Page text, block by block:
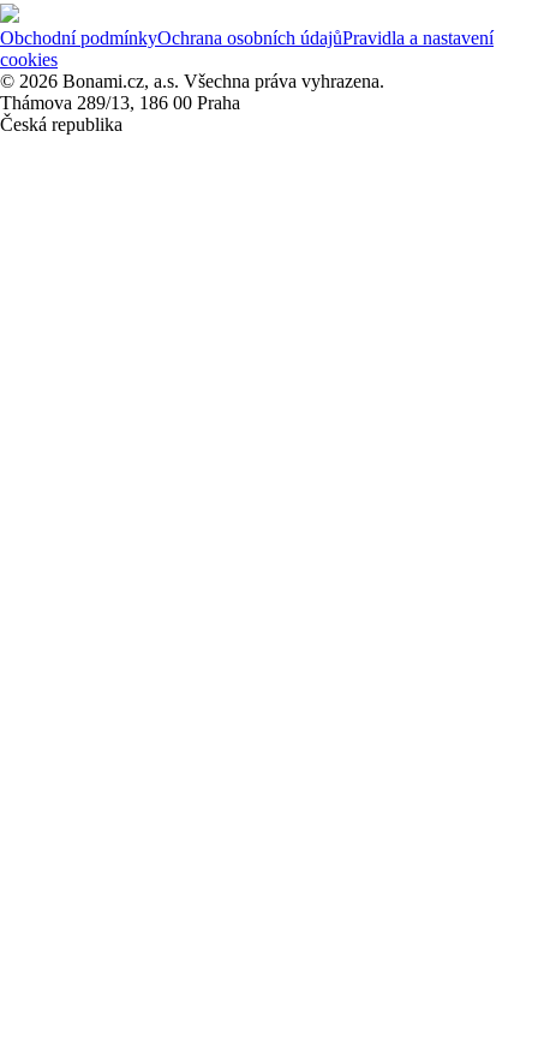
Obchodní podmínkyOchrana osobních údajůPravidla a nastavení
cookies
© 2026 Bonami.cz, a.s. Všechna práva vyhrazena.
Thámova 289/13, 186 00 Praha
Česká republika